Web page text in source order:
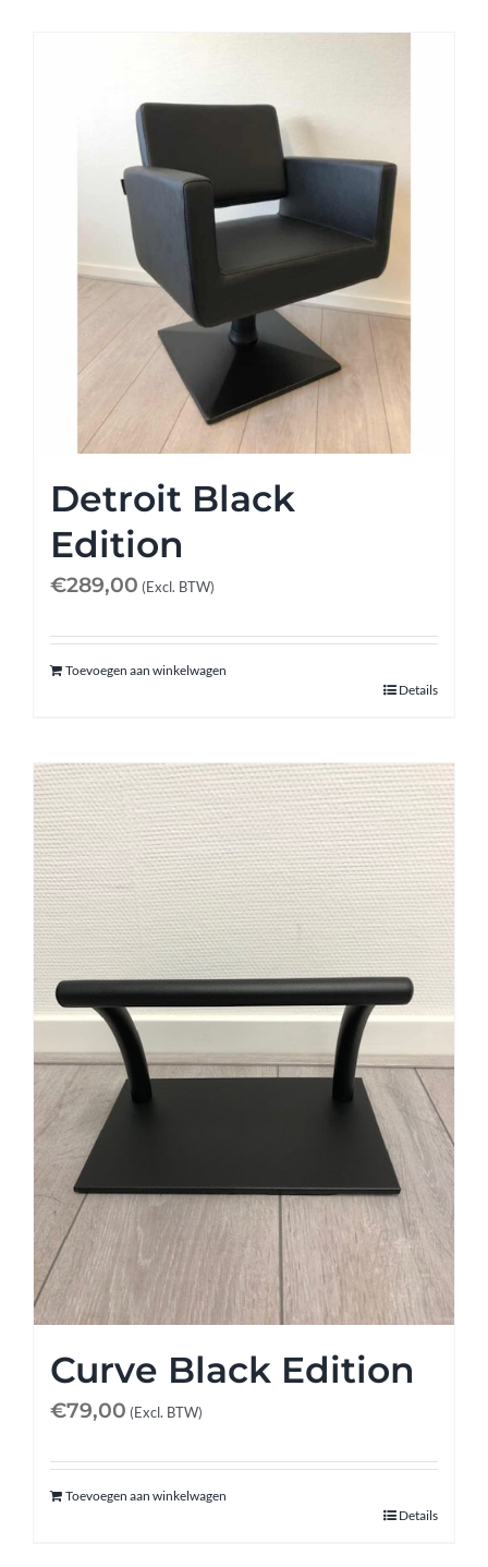
Detroit Black
Edition
€289,00 (Excl. BTW)
Toevoegen aan winkelwagen
Details
Curve Black Edition
€79,00 (Excl. BTW)
Toevoegen aan winkelwagen
Details